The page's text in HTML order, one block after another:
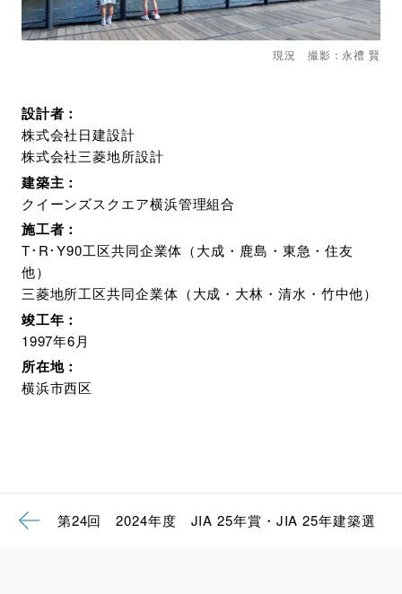
現況 撮影：永禮 賢
設計者：
株式会社日建設計
株式会社三菱地所設計
建築主：
クイーンズスクエア横浜管理組合
施工者：
T･R･Y90工区共同企業体（大成・鹿島・東急・住友
他）
三菱地所工区共同企業体（大成・大林・清水・竹中他）
竣工年：
1997年6月
所在地：
横浜市西区
第24回 2024年度 JIA 25年賞・JIA 25年建築選